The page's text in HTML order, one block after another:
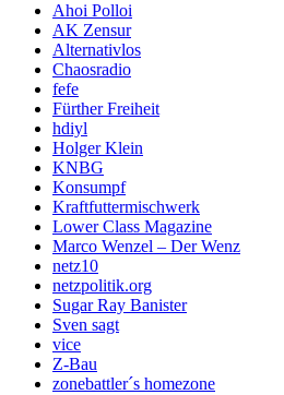
Ahoi Polloi
AK Zensur
Alternativlos
Chaosradio
fefe
Fürther Freiheit
hdiyl
Holger Klein
KNBG
Konsumpf
Kraftfuttermischwerk
Lower Class Magazine
Marco Wenzel – Der Wenz
netz10
netzpolitik.org
Sugar Ray Banister
Sven sagt
vice
Z-Bau
zonebattler´s homezone